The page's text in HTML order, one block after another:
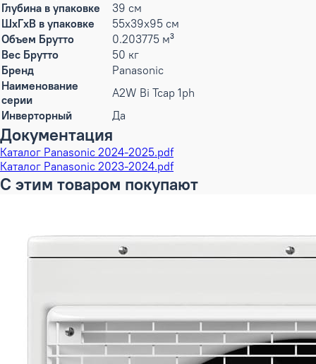
Глубина в упаковке
39 см
ШxГxВ в упаковке
55x39x95 см
Объем Брутто
0.203775 м³
Вес Брутто
50 кг
Бренд
Panasonic
Наименование
серии
A2W Bi Tcap 1ph
Инверторный
Да
Документация
Каталог Panasonic 2024-2025.pdf
Каталог Panasonic 2023-2024.pdf
С этим товаром покупают